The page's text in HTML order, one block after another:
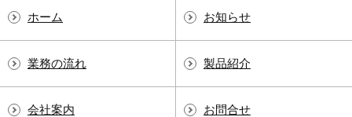
ホーム お知らせ
業務の流れ 製品紹介
会社案内 お問合せ